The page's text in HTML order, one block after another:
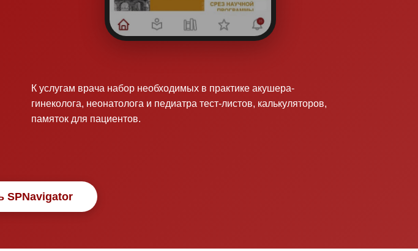
К услугам врача набор необходимых в практике акушера-
гинеколога, неонатолога и педиатра тест-листов, калькуляторов,
памяток для пациентов.
SPNavigator